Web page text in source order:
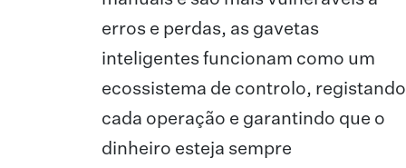
erros e perdas, as gavetas
inteligentes funcionam como um
ecossistema de controlo, registando
cada operação e garantindo que o
dinheiro esteja sempre